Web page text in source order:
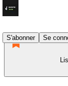
S'abonner
Se